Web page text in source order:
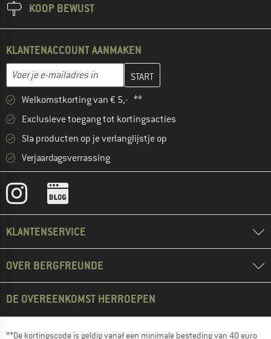
KOOP BEWUST
KLANTENACCOUNT AANMAKEN
E-mailadres
Vul je e-mailadres hier in en maak in de volgende stap je
Welkomstkorting van € 5,- **
Exclusieve toegang tot kortingsacties
Sla producten op je verlanglijstje op
Verjaardagsverrassing
KLANTENSERVICE
OVER BERGFREUNDE
DE OVEREENKOMST HERROEPEN
**De kortingscode is geldig vanaf een minimale besteding van 40 euro